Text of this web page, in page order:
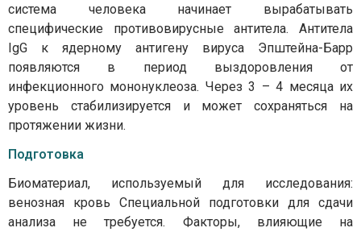
система человека начинает вырабатывать
специфические противовирусные антитела. Антитела
IgG к ядерному антигену вируса Эпштейна-Барр
появляются в период выздоровления от
инфекционного мононуклеоза. Через 3 – 4 месяца их
уровень стабилизируется и может сохраняться на
протяжении жизни.
Подготовка
Биоматериал, используемый для исследования:
венозная кровь Специальной подготовки для сдачи
анализа не требуется. Факторы, влияющие на